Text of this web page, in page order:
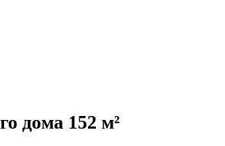
дома 152 м²